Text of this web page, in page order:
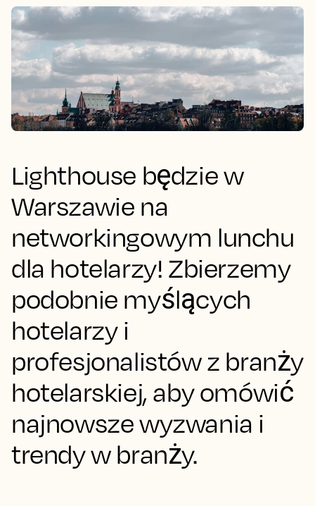
Lighthouse będzie w
Warszawie na
networkingowym lunchu
dla hotelarzy! Zbierzemy
podobnie myślących
hotelarzy i
profesjonalistów z branży
hotelarskiej, aby omówić
najnowsze wyzwania i
trendy w branży.